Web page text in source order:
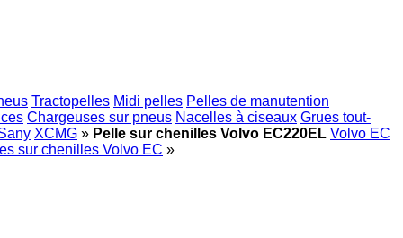
Tractopelles Midi pelles Pelles de manutention
Chargeuses sur pneus Nacelles à ciseaux Grues tout-
XCMG » Pelle sur chenilles Volvo EC220EL Volvo EC
sur chenilles Volvo EC »